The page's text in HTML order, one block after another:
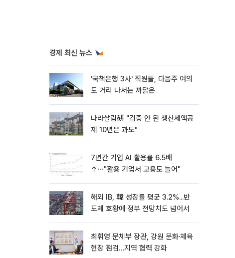
경제 최신 뉴스
'국책은행 3사' 직원들, 다음주 여의
도 거리 나서는 까닭은
나라살림硏 "검증 안 된 생산세액공
제 10년은 과도"
7년간 기업 AI 활용률 6.5배
↑⋯"활용 기업서 고용도 늘어"
해외 IB, 韓 성장률 평균 3.2%...반
도체 호황에 정부 전망치도 넘어서
최휘영 문체부 장관, 강원 문화·체육
현장 점검…지역 협력 강화